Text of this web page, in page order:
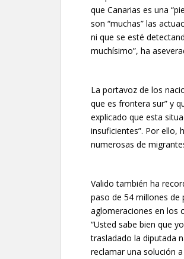
que Canarias es una
son “muchas” las
ni que se esté
muchísimo”, ha
La portavoz de los
que es frontera sur” y
explicado que esta
insuficientes”. Por ello,
numerosas de
Valido también ha
paso de 54 millones de
aglomeraciones en los
“Usted sabe bien que
trasladado la diputada
reclamar una solución